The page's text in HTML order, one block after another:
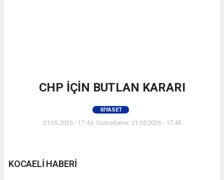
CHP İÇİN BUTLAN KARARI
SIYASET
21.05.2026 - 17:44, Güncelleme: 21.05.2026 - 17:44
KOCAELİ HABERİ